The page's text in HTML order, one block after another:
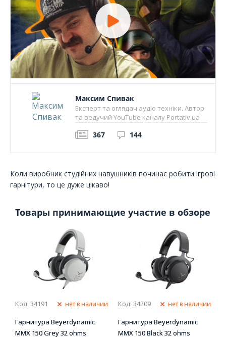
Максим Спивак
Експерт та оглядач аудіо техніки. Автор
та ведучий YouTube каналу Portativ.ua
367 144
Коли виробник студійних навушників починає робити ігрові
гарнітури, то це дуже цікаво!
Товары принимающие участие в обзоре
Код: 34191 нет в наличии
Гарнитура Beyerdynamic
MMX 150 Grey 32 ohms
Код: 34209 нет в наличии
Гарнитура Beyerdynamic
MMX 150 Black 32 ohms